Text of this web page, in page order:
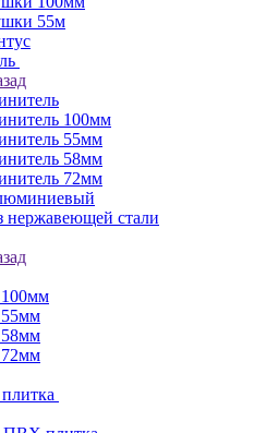
55м
100мм
55мм
58мм
72мм
нержавеющей стали